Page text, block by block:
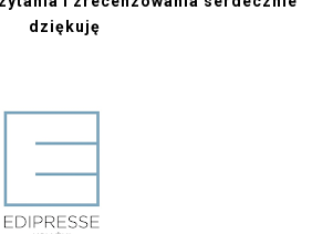
dziękuję